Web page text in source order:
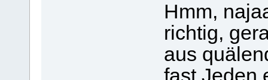
Hmm,
richtig,
aus